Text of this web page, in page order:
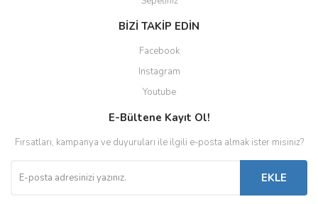
BİZİ TAKİP EDİN
Facebook
Instagram
Youtube
E-Bültene Kayıt Ol!
Fırsatları, kampanya ve duyuruları ile ilgili e-posta almak ister misiniz?
EKLE